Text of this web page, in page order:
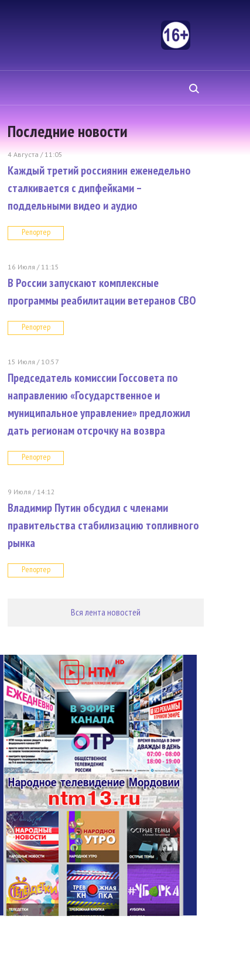
Последние новости
4 Августа / 11:05
Каждый третий россиянин еженедельно
сталкивается с дипфейками –
поддельными видео и аудио
Репортер
16 Июля / 11:15
В России запускают комплексные
программы реабилитации ветеранов СВО
Репортер
15 Июля / 10:57
Председатель комиссии Госсовета по
направлению «Государственное и
муниципальное управление» предложил
дать регионам отсрочку на возвра
Репортер
9 Июля / 14:12
Владимир Путин обсудил с членами
правительства стабилизацию топливного
рынка
Репортер
Вся лента новостей